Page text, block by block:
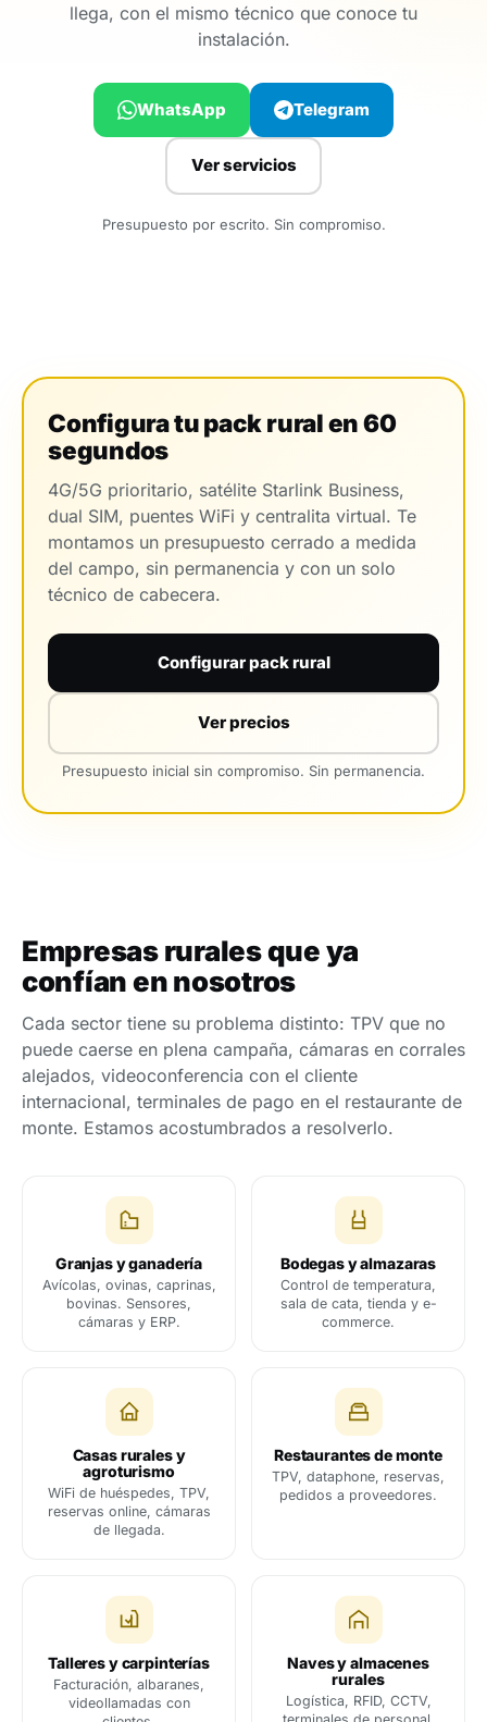
llega, con el mismo técnico que conoce tu
instalación.
WhatsApp Telegram
Ver servicios
Presupuesto por escrito. Sin compromiso.
Configura tu pack rural en 60
segundos
4G/5G prioritario, satélite Starlink Business,
dual SIM, puentes WiFi y centralita virtual. Te
montamos un presupuesto cerrado a medida
del campo, sin permanencia y con un solo
técnico de cabecera.
Configurar pack rural
Ver precios
Presupuesto inicial sin compromiso. Sin permanencia.
Empresas rurales que ya
confían en nosotros
Cada sector tiene su problema distinto: TPV que no
puede caerse en plena campaña, cámaras en corrales
alejados, videoconferencia con el cliente
internacional, terminales de pago en el restaurante de
monte. Estamos acostumbrados a resolverlo.
Granjas y ganadería
Avícolas, ovinas, caprinas,
bovinas. Sensores,
cámaras y ERP.
Bodegas y almazaras
Control de temperatura,
sala de cata, tienda y e-
commerce.
Casas rurales y
agroturismo
WiFi de huéspedes, TPV,
reservas online, cámaras
de llegada.
Restaurantes de monte
TPV, dataphone, reservas,
pedidos a proveedores.
Talleres y carpinterías
Facturación, albaranes,
videollamadas con
Naves y almacenes
rurales
Logística, RFID, CCTV,